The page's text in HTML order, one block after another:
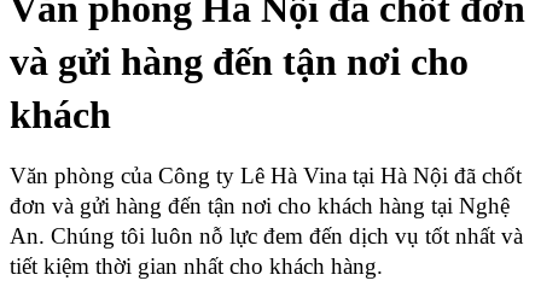
Văn phòng Hà Nội đã chốt đơn
và gửi hàng đến tận nơi cho
khách
Văn phòng của Công ty Lê Hà Vina tại Hà Nội đã chốt
đơn và gửi hàng đến tận nơi cho khách hàng tại Nghệ
An. Chúng tôi luôn nỗ lực đem đến dịch vụ tốt nhất và
tiết kiệm thời gian nhất cho khách hàng.